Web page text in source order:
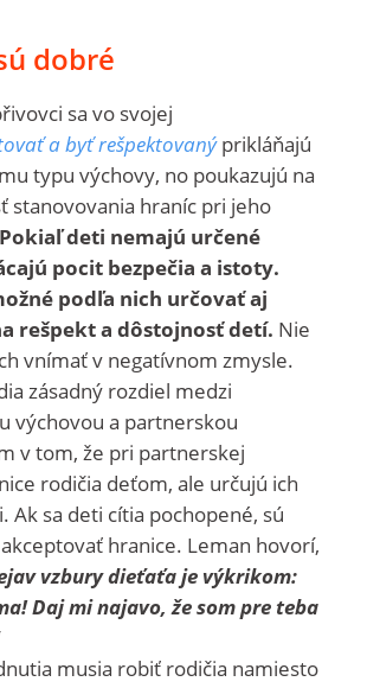
dobré
sa vo svojej
a byť rešpektovanýprikláňajú
typu výchovy, no poukazujú na
stanovovania hraníc pri jeho
Pokiaľ deti nemajú určené
pocit bezpečia a istoty.
podľa nich určovať aj
rešpekt a dôstojnosť detí. Nie
vnímať v negatívnom zmysle.
zásadný rozdiel medzi
výchovou a partnerskou
v tom, že pri partnerskej
rodičia deťom, ale určujú ich
Ak sa deti cítia pochopené, sú
hranice. Leman hovorí,
vzbury dieťaťa je výkrikom:
Daj mi najavo, že som pre teba
musia robiť rodičia namiesto